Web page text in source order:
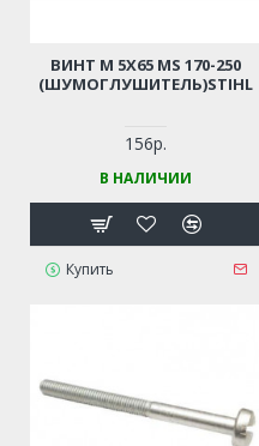
ВИНТ М 5Х65 MS 170-250
(ШУМОГЛУШИТЕЛЬ)STIHL
156р.
В НАЛИЧИИ
Купить